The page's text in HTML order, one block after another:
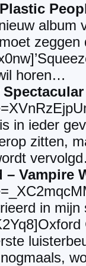
album
zeggen
horen…
Spectacular
in ieder
zitten,
– Vampire
in